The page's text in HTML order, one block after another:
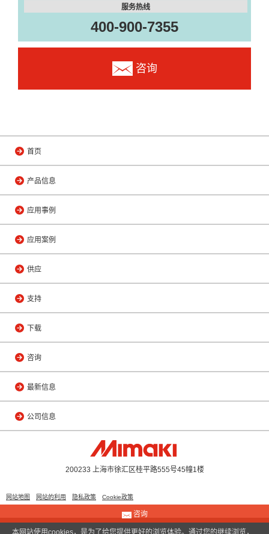
服务热线
400-900-7355
咨询
首页
产品信息
应用事例
应用案例
供应
支持
下载
咨询
最新信息
公司信息
200233 上海市徐汇区桂平路555号45幢1楼
网站地图 网站的利用 隐私政策 Cookie政策
咨询
本网站使用cookies，是为了给您提供更好的浏览体验。通过您的继续浏览，